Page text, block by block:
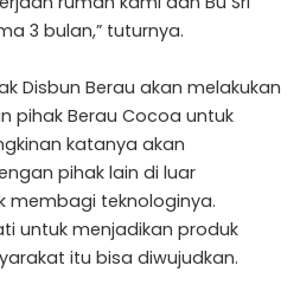
3 bulan,” tuturnya.
Disbun Berau akan melakukan
pihak Berau Cocoa untuk
katanya akan
pihak lain di luar
membagi teknologinya.
untuk menjadikan produk
itu bisa diwujudkan.